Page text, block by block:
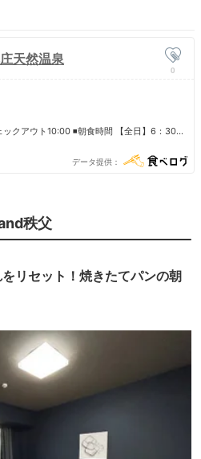
天然温泉
0
朝食時間 【全日】6：30～
データ提供
秩父
リセット！焼きたてパンの朝